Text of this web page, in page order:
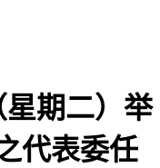
星期二）举
代表委任